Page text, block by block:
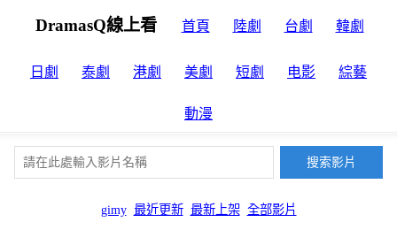
DramasQ線上看 首頁 陸劇 台劇 韓劇
日劇 泰劇 港劇 美劇 短劇 电影 綜藝
動漫
gimy 最近更新 最新上架 全部影片